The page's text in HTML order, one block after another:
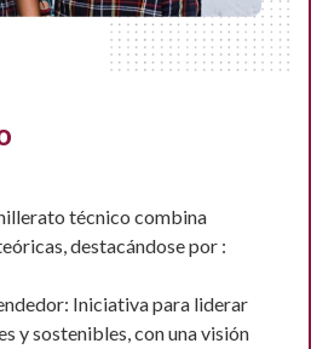
técnico combina
destacándose por :
Iniciativa para liderar
y sostenibles, con una visión